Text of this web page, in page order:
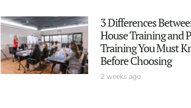
3 Differences
House Training and
Training You Must
Before Choosing
2 weeks ago